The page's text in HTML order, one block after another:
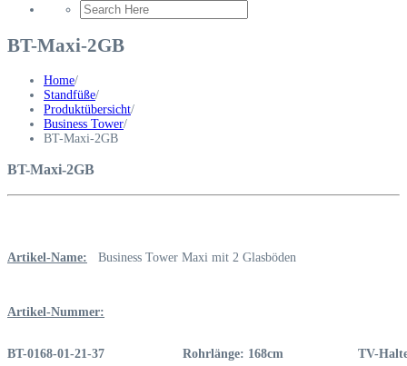
BT-Maxi-2GB
Home/
Standfüße/
Produktübersicht/
Business Tower/
BT-Maxi-2GB
BT-Maxi-2GB
Artikel-Name: Business Tower Maxi mit 2 Glasböden
Artikel-Nummer:
BT-0168-01-21-37 Rohrlänge: 168cm TV-